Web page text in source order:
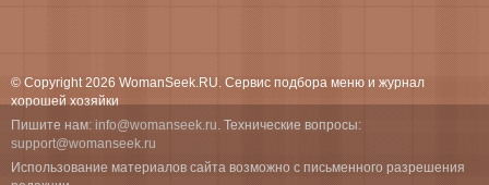
© Copyright 2026 WomanSeek.RU. Сервис подбора меню и журнал
хорошей хозяйки
Пишите нам: info@womanseek.ru. Технические вопросы:
support@womanseek.ru
Использование материалов сайта возможно с письменного разрешения